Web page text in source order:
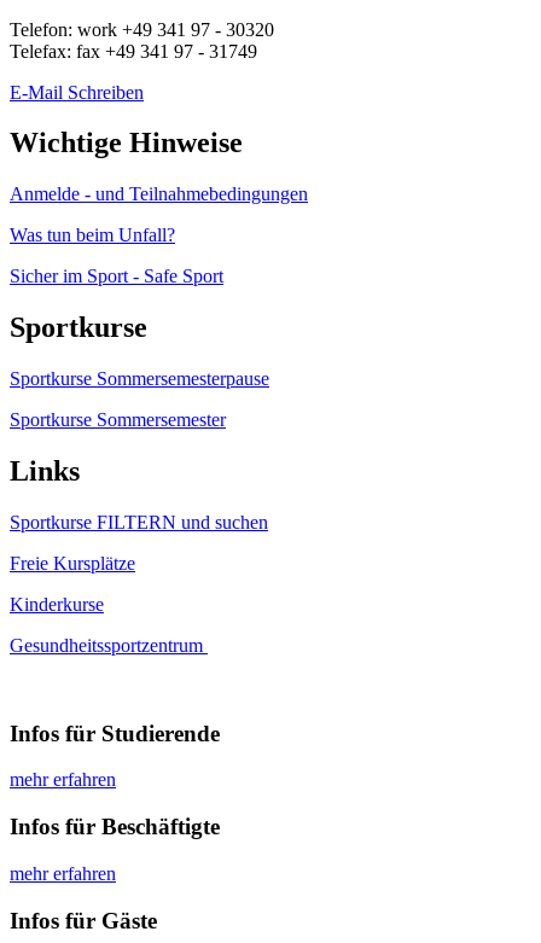
Telefon: work +49 341 97 - 30320
Telefax: fax +49 341 97 - 31749
E-Mail Schreiben
Wichtige Hinweise
Anmelde - und Teilnahmebedingungen
Was tun beim Unfall?
Sicher im Sport - Safe Sport
Sportkurse
Sportkurse Sommersemesterpause
Sportkurse Sommersemester
Links
Sportkurse FILTERN und suchen
Freie Kursplätze
Kinderkurse
Gesundheitssportzentrum
Infos für Studierende
mehr erfahren
Infos für Beschäftigte
mehr erfahren
Infos für Gäste